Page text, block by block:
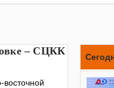
– СЦКК
восточной